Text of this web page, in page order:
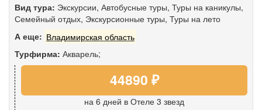
Вид тура: Экскурсии, Автобусные туры, Туры на каникулы,
Семейный отдых, Экскурсионные туры, Туры на лето
А еще: Владимирская область
Турфирма: Акварель;
44890 ₽
на 6 дней в Отеле 3 звезд